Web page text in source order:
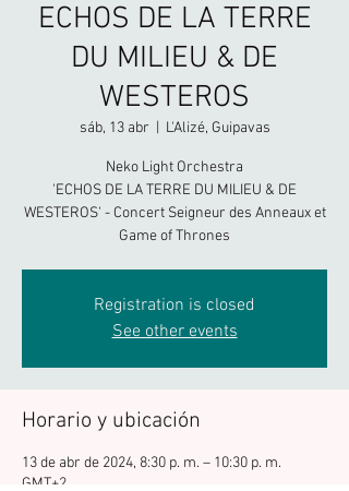
ECHOS DE LA TERRE
DU MILIEU & DE
WESTEROS
sáb, 13 abr L'Alizé, Guipavas
Neko Light Orchestra
'ECHOS DE LA TERRE DU MILIEU & DE
WESTEROS' - Concert Seigneur des Anneaux et
Game of Thrones
Registration is closed
See other events
Horario y ubicación
13 de abr de 2024, 8:30 p. m. – 10:30 p. m.
GMT+2